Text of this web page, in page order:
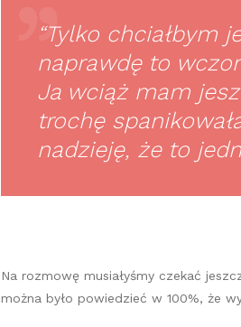
“Tylko chciałbym
naprawdę to
Ja wciąż mam
trochę
nadzieję, że to
Na rozmowę musiałyśmy czekać
można było powiedzieć w 100%, że